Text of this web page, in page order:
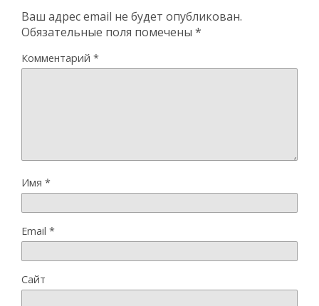
Ваш адрес email не будет опубликован.
Обязательные поля помечены *
Комментарий *
Имя *
Email *
Сайт